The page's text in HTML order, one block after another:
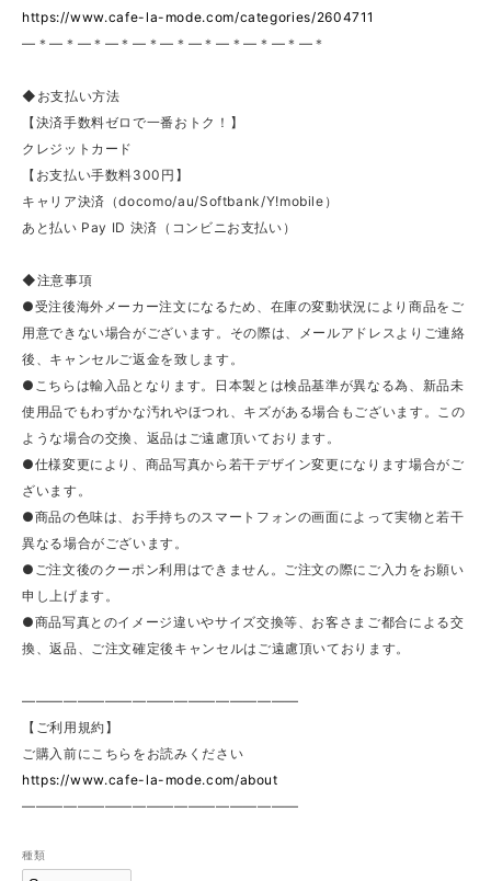
https://www.cafe-la-mode.com/categories/2604711
—＊—＊—＊—＊—＊—＊—＊—＊—＊—＊—＊
◆お支払い方法
【決済手数料ゼロで一番おトク！】
クレジットカード
【お支払い手数料300円】
キャリア決済（docomo/au/Softbank/Y!mobile）
あと払い Pay ID 決済（コンビニお支払い）
◆注意事項
●受注後海外メーカー注文になるため、在庫の変動状況により商品をご
用意できない場合がございます。その際は、メールアドレスよりご連絡
後、キャンセルご返金を致します。
●こちらは輸入品となります。日本製とは検品基準が異なる為、新品未
使用品でもわずかな汚れやほつれ、キズがある場合もございます。この
ような場合の交換、返品はご遠慮頂いております。
●仕様変更により、商品写真から若干デザイン変更になります場合がご
ざいます。
●商品の色味は、お手持ちのスマートフォンの画面によって実物と若干
異なる場合がございます。
●ご注文後のクーポン利用はできません。ご注文の際にご入力をお願い
申し上げます。
●商品写真とのイメージ違いやサイズ交換等、お客さまご都合による交
換、返品、ご注文確定後キャンセルはご遠慮頂いております。
————————————————————
【ご利用規約】
ご購入前にこちらをお読みください
https://www.cafe-la-mode.com/about
————————————————————
種類